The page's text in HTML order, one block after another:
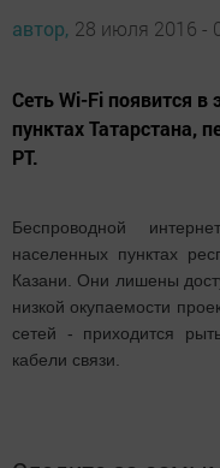
автор, 28 июля 2016 -
Сеть Wi-Fi появится в
пунктах Татарстана,
РТ.
Беспроводной
населенных пунктах
Казани. Они лишены
низкой окупаемости
сетей - приходится
кабели связи.